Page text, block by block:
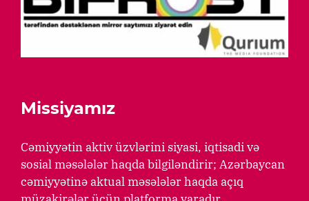
Missiyamız
Cəmiyyətin aktiv üzvlərini siyasi, iqtisadi və
sosial məsələlər haqda bilgiləndirir; Azərbaycan
cəmiyyətinə aktual məsələlər haqda açıq